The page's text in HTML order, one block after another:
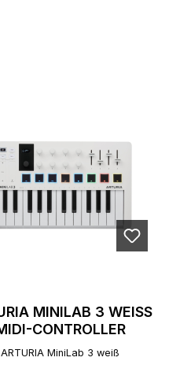
MINILAB 3 WEISS
CONTROLLER
ARTURIA MiniLab 3 weiß